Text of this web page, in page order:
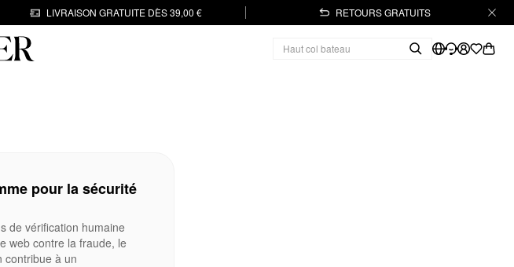
LIVRAISON GRATUITE DÈS 39,00 € RETOURS GRATUITS
pour la sécurité
de vérification humaine
web contre la fraude, le
contribue à un